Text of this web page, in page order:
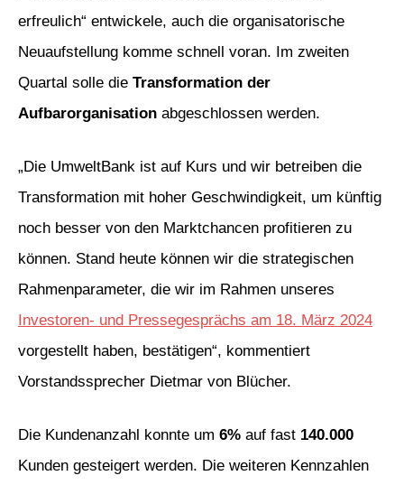
erfreulich“ entwickele, auch die organisatorische
Neuaufstellung komme schnell voran. Im zweiten
Quartal solle die Transformation der
Aufbarorganisation abgeschlossen werden.
„Die UmweltBank ist auf Kurs und wir betreiben die
Transformation mit hoher Geschwindigkeit, um künftig
noch besser von den Marktchancen profitieren zu
können. Stand heute können wir die strategischen
Rahmenparameter, die wir im Rahmen unseres
Investoren- und Pressegesprächs am 18. März 2024
vorgestellt haben, bestätigen“, kommentiert
Vorstandssprecher Dietmar von Blücher.
Die Kundenanzahl konnte um 6% auf fast 140.000
Kunden gesteigert werden. Die weiteren Kennzahlen